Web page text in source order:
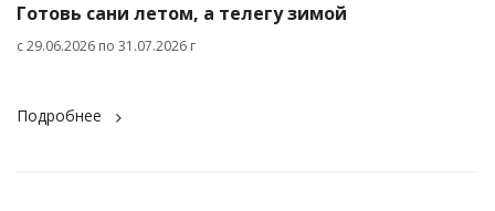
Готовь сани летом, а телегу зимой
c 29.06.2026 по 31.07.2026 г
Подробнее